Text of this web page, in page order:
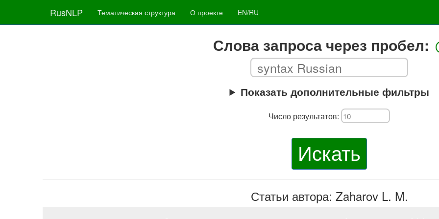
RusNLP Тематическая структура О проекте EN/RU
Слова запроса через пробел:
Показать дополнительные фильтры
Число результатов:
Искать
Статьи автора: Zaharov L. M.